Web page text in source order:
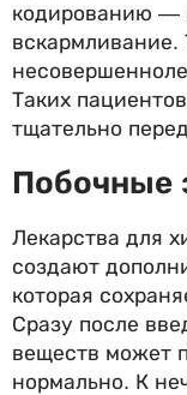
кодированию —
Таких
тщательно
Побочные
Лекарства для
создают
которая
Сразу после
веществ может
нормально. К